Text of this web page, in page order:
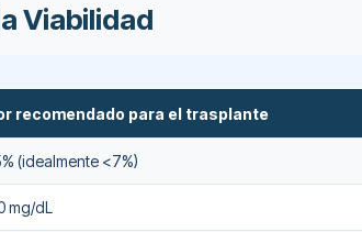
Viabilidad
recomendado para el trasplante
(idealmente <7%)
mg/dL